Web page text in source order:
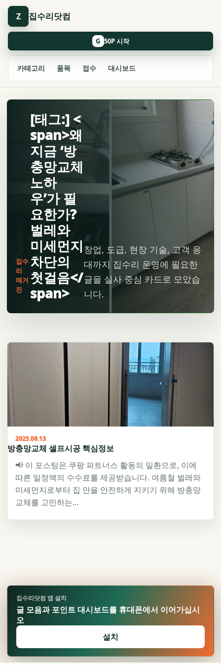
Z 집수리닷컴
카테고리 품목 접수 대시보드
G
집수
리
매거
진
[태그:] <
span>왜
지금 ‘방
충망교체
노하
우’가 필
요한가?
벌레와
미세먼지
차단의
첫걸음</
span>
창업, 도급, 현장 기술, 고객 응
대까지 집수리 운영에 필요한
글을 실사 중심 카드로 모았습
니다.
2025.08.13
방충망교체 셀프시공 핵심정보
📢 이 포스팅은 쿠팡 파트너스 활동의 일환으로, 이에
따른 일정액의 수수료를 제공받습니다. 여름철 벌레와
미세먼지로부터 집 안을 안전하게 지키기 위해 방충망
교체를 고민하는…
집수리닷컴 앱 설치
글 모음과 포인트 대시보드를 휴대폰에서 이어가십시
오
설치